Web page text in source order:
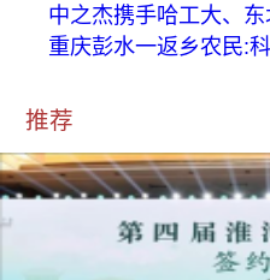
中之杰携手哈工大、
重庆彭水一返乡农民:
推荐